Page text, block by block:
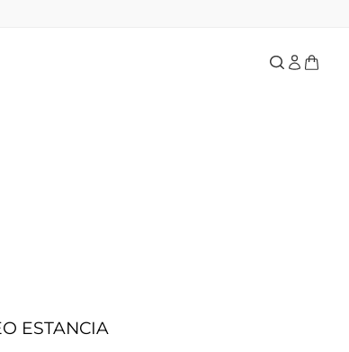
ESTANCIA